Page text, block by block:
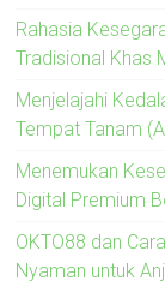
Rahasia
Tradisional Khas
Menjelajahi
Tempat Tanam
Menemukan
Digital Premium
OKTO88 dan
Nyaman untuk